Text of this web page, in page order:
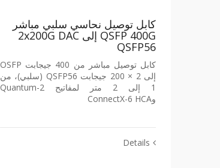
كابل توصيل نحاسي سلبي مباشر
QSFP 400G إلى 2x200G DAC
QSFP56
كابل توصيل مباشر من 400 جيجابت OSFP
إلى 2 × 200 جيجابت QSFP56 (سلبي)، من
1 إلى 2 متر لمفاتيح Quantum-2
وConnectX-6 HCA
Details